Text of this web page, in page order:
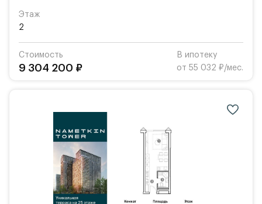
Этаж
2
Стоимость
9 304 200 ₽
В ипотеку
от 55 032 ₽/мес.